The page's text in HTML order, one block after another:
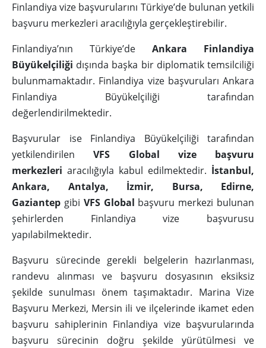
Finlandiya vize başvurularını Türkiye’de bulunan yetkili
başvuru merkezleri aracılığıyla gerçekleştirebilir.
Finlandiya’nın Türkiye’de Ankara Finlandiya
Büyükelçiliği dışında başka bir diplomatik temsilciliği
bulunmamaktadır. Finlandiya vize başvuruları Ankara
Finlandiya Büyükelçiliği tarafından
değerlendirilmektedir.
Başvurular ise Finlandiya Büyükelçiliği tarafından
yetkilendirilenVFS Global vize başvuru
merkezleri aracılığıyla kabul edilmektedir. İstanbul,
Ankara, Antalya, İzmir, Bursa, Edirne,
Gaziantep gibi VFS Global başvuru merkezi bulunan
şehirlerden Finlandiya vize başvurusu
yapılabilmektedir.
Başvuru sürecinde gerekli belgelerin hazırlanması,
randevu alınması ve başvuru dosyasının eksiksiz
şekilde sunulması önem taşımaktadır. Marina Vize
Başvuru Merkezi, Mersin ili ve ilçelerinde ikamet eden
başvuru sahiplerinin Finlandiya vize başvurularında
başvuru sürecinin doğru şekilde yürütülmesi ve